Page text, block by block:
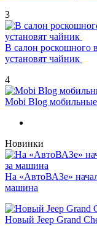
3
В салон роскошного
установят чайник
4
Mobi Blog
Новинки
На «АвтоВАЗе»
машина
Новый Jeep Grand